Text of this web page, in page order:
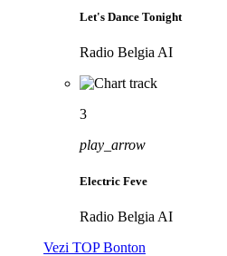
Let's Dance Tonight
Radio Belgia AI
3
play_arrow
Electric Feve
Radio Belgia AI
Vezi TOP Bonton